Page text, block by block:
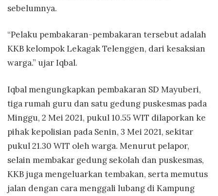
sebelumnya.
“Pelaku pembakaran-pembakaran tersebut adalah
KKB kelompok Lekagak Telenggen, dari kesaksian
warga.” ujar Iqbal.
Iqbal mengungkapkan pembakaran SD Mayuberi,
tiga rumah guru dan satu gedung puskesmas pada
Minggu, 2 Mei 2021, pukul 10.55 WIT dilaporkan ke
pihak kepolisian pada Senin, 3 Mei 2021, sekitar
pukul 21.30 WIT oleh warga. Menurut pelapor,
selain membakar gedung sekolah dan puskesmas,
KKB juga mengeluarkan tembakan, serta memutus
jalan dengan cara menggali lubang di Kampung